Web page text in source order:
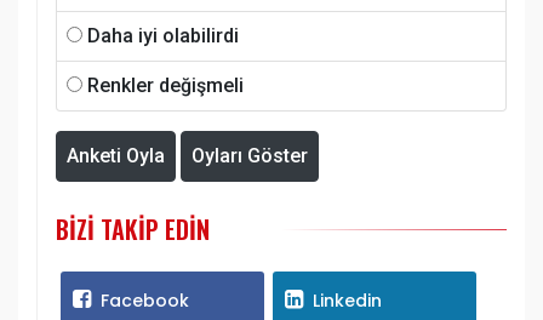
Daha iyi olabilirdi
Renkler değişmeli
Anketi Oyla Oyları Göster
BIZI TAKIP EDIN
Facebook Linkedin